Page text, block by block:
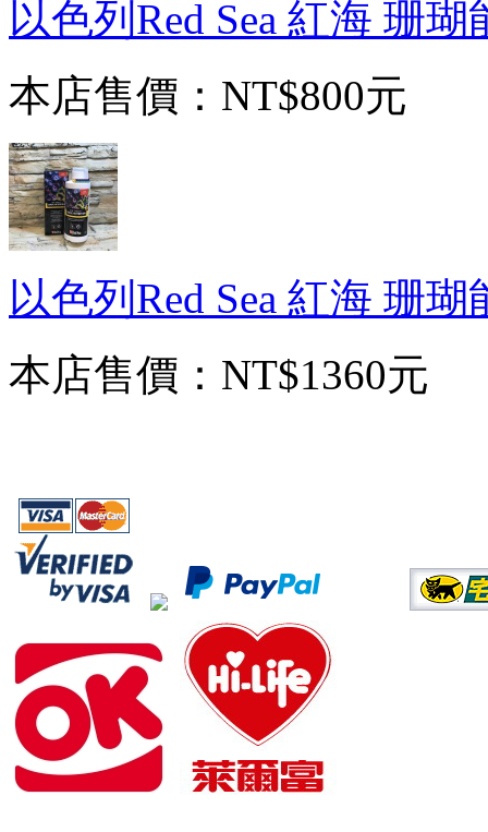
以色列Red Sea 紅海 珊
本店售價： NT$800元
以色列Red Sea 紅海 珊
本店售價： NT$1360元